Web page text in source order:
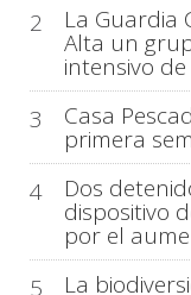
2
La Guardia
Alta un
intensivo
3
Casa
primera
4
Dos
dispositivo
por el
5
La